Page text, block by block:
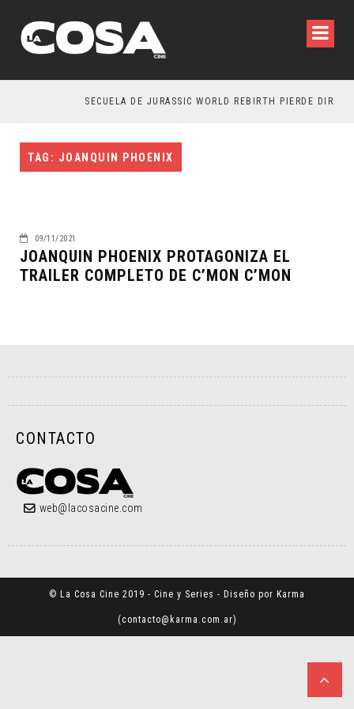
SECUELA DE JURASSIC WORLD REBIRTH PIERDE
TAG: JOANQUIN PHOENIX
09/11/2021
JOANQUIN PHOENIX PROTAGONIZA EL
TRAILER COMPLETO DE C’MON C’MON
CONTACTO
web@lacosacine.com
© La Cosa Cine 2019 - Cine y Series - Diseño por Karma
(contacto@karma.com.ar)